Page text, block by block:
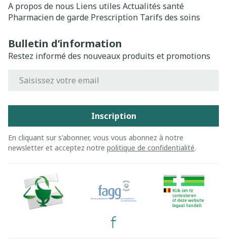
A propos de nous Liens utiles Actualités santé
Pharmacien de garde Prescription Tarifs des soins
Bulletin d’information
Restez informé des nouveaux produits et promotions
Inscription
En cliquant sur s'abonner, vous vous abonnez à notre
newsletter et acceptez notre politique de confidentialité.